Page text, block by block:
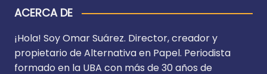
ACERCA DE
¡Hola! Soy Omar Suárez. Director, creador y
propietario de Alternativa en Papel. Periodista
formado en la UBA con más de 30 años de